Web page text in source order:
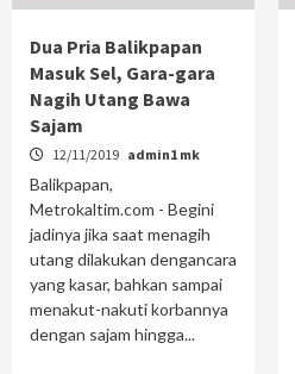
Dua Pria Balikpapan
Masuk Sel, Gara-gara
Nagih Utang Bawa
Sajam
12/11/2019 admin1 mk
Balikpapan,
Metrokaltim.com - Begini
jadinya jika saat menagih
utang dilakukan dengancara
yang kasar, bahkan sampai
menakut-nakuti korbannya
dengan sajam hingga...